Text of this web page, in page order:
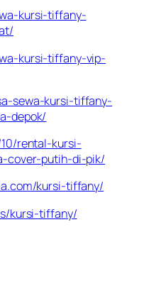
kursi-tiffany-
kursi-tiffany-vip-
sewa-kursi-tiffany-
depok/
rental-kursi-
cover-putih-di-pik/
kursi-tiffany/
kursi-tiffany/